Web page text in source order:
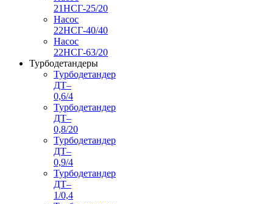
21НСГ-25/20
Насос
22НСГ-40/40
Насос
22НСГ-63/20
Турбодетандеры
Турбодетандер
ДТ–
0,6/4
Турбодетандер
ДТ–
0,8/20
Турбодетандер
ДТ–
0,9/4
Турбодетандер
ДТ–
1/0,4